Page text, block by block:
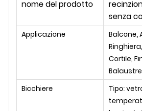
nome del prodotto
senza
Applicazione
Balcone,
Cortile,
Balaustre
Bicchiere
Tipo: